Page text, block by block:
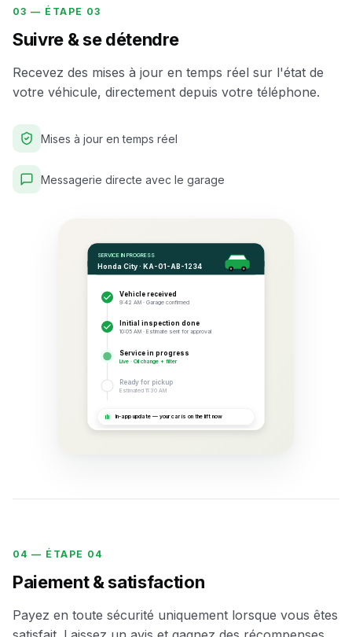
03 — ÉTAPE 03
Suivre & se détendre
Recevez des mises à jour en temps réel sur l'état de
votre véhicule, directement depuis votre téléphone.
Mises à jour en temps réel
Messagerie directe avec le garage
SERVICE IN PROGRESS
Honda City · KA-01-AB-1234
Vehicle received
9:42 AM · Garage confirmed
Initial inspection done
10:05 AM · Estimate sent for approval
Service in progress
Live · Oil change + filter
Ready for pickup
Estimated 11:30 AM
In-app update — your car is on the lift now
04 — ÉTAPE 04
Paiement & satisfaction
Payez en toute sécurité uniquement lorsque vous êtes